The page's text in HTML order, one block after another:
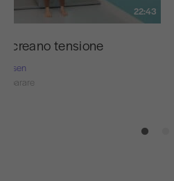
22:43
creano tensione